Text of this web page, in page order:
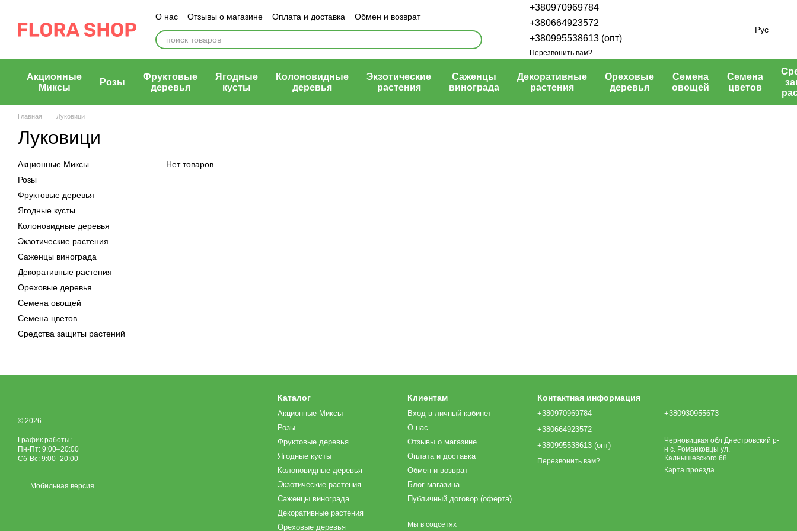
О нас Отзывы о магазине Оплата и доставка
Обмен и возврат
Блог магазина
Публичный договор (оферта)
+380970969784
+380664923572
+380995538613 (опт)
Перезвонить вам?
Рус
Акционные
Миксы
Розы
Фруктовые
деревья
Ягодные
кусты
Колоновидные
деревья
Экзотические
растения
Саженцы
винограда
Декоративные
растения
Ореховые
деревья
Семена
овощей
Семена
цветов
Главная Луковици
Луковици
Нет товаров
Акционные Миксы
Розы
Фруктовые деревья
Ягодные кусты
Колоновидные деревья
Экзотические растения
Саженцы винограда
Декоративные растения
Ореховые деревья
Семена овощей
Семена цветов
Средства защиты растений
© 2026
График работы:
Пн-Пт: 9:00–20:00
Сб-Вс: 9:00–20:00
Мобильная версия
Каталог
Акционные Миксы
Розы
Фруктовые деревья
Ягодные кусты
Колоновидные деревья
Экзотические растения
Саженцы винограда
Декоративные растения
Ореховые деревья
Клиентам
Вход в личный кабинет
О нас
Отзывы о магазине
Оплата и доставка
Обмен и возврат
Блог магазина
Публичный договор (оферта)
Мы в соцсетях
Контактная информация
+380970969784
+380664923572
+380995538613 (опт)
Перезвонить вам?
+380930955673
Черновицкая обл Днестровский р-
н с. Романковцы ул.
Калнышевского 68
Карта проезда